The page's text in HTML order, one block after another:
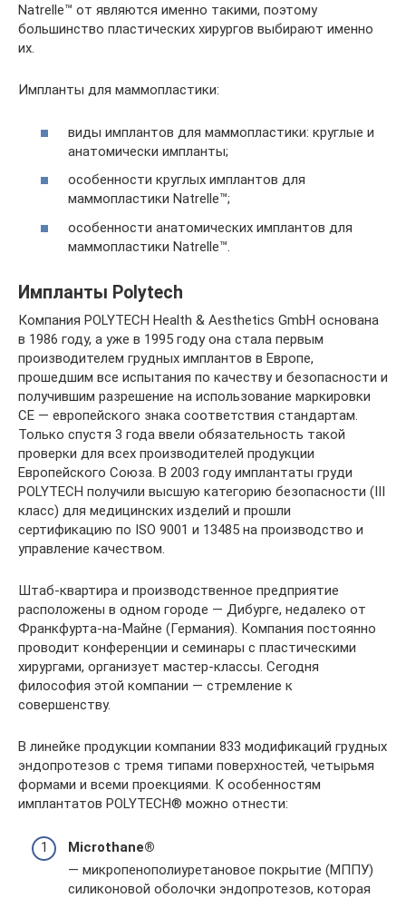
Natrelle™ от являются именно такими, поэтому
большинство пластических хирургов выбирают именно
их.
Импланты для маммопластики:
виды имплантов для маммопластики: круглые и
анатомически импланты;
особенности круглых имплантов для
маммопластики Natrelle™;
особенности анатомических имплантов для
маммопластики Natrelle™.
Импланты Polytech
Компания POLYTECH Health & Aesthetics GmbH основана
в 1986 году, а уже в 1995 году она стала первым
производителем грудных имплантов в Европе,
прошедшим все испытания по качеству и безопасности и
получившим разрешение на использование маркировки
CE — европейского знака соответствия стандартам.
Только спустя 3 года ввели обязательность такой
проверки для всех производителей продукции
Европейского Союза. В 2003 году имплантаты груди
POLYTECH получили высшую категорию безопасности (III
класс) для медицинских изделий и прошли
сертификацию по ISO 9001 и 13485 на производство и
управление качеством.
Штаб-квартира и производственное предприятие
расположены в одном городе — Дибурге, недалеко от
Франкфурта-на-Майне (Германия). Компания постоянно
проводит конференции и семинары с пластическими
хирургами, организует мастер-классы. Сегодня
философия этой компании — стремление к
совершенству.
В линейке продукции компании 833 модификаций грудных
эндопротезов с тремя типами поверхностей, четырьмя
формами и всеми проекциями. К особенностям
имплантатов POLYTECH® можно отнести:
Microthane®
— микропенополиуретановое покрытие (МППУ)
силиконовой оболочки эндопротезов, которая